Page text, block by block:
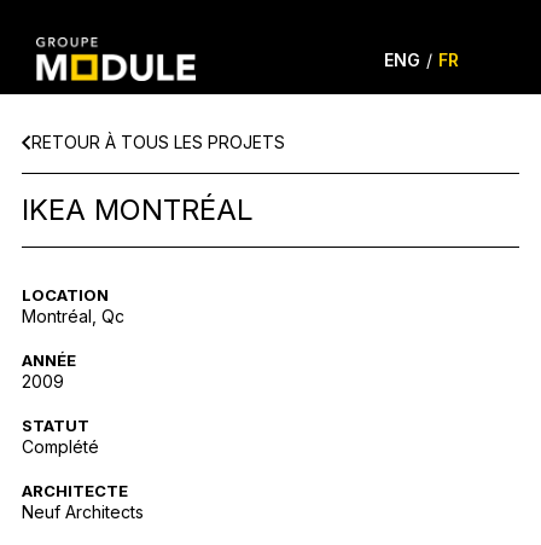
ENG / FR
RETOUR À TOUS LES PROJETS
IKEA MONTRÉAL
LOCATION
Montréal, Qc
ANNÉE
2009
STATUT
Complété
ARCHITECTE
Neuf Architects